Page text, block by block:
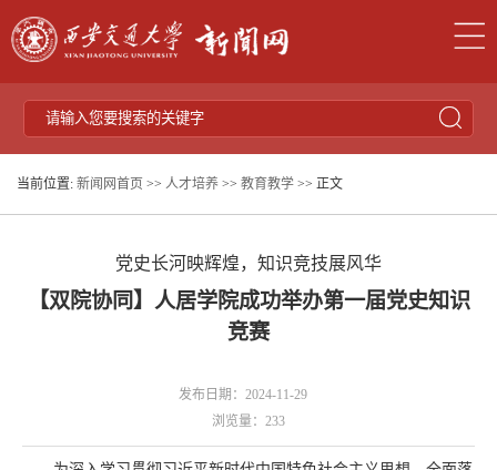
当前位置: 新闻网首页 >> 人才培养 >> 教育教学 >> 正文
党史长河映辉煌，知识竞技展风华
【双院协同】人居学院成功举办第一届党史知识
竞赛
发布日期：2024-11-29
浏览量： 233